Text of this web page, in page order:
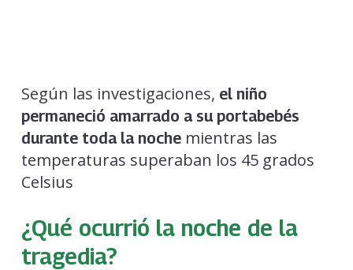
Según las investigaciones, el niño
permaneció amarrado a su portabebés
durante toda la nochemientras las
temperaturas superaban los 45 grados
Celsius
¿Qué ocurrió la noche de la
tragedia?